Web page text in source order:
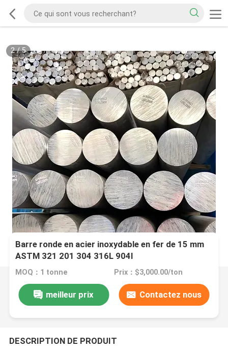
2/5
Barre ronde en acier inoxydable en fer de 15 mm
ASTM 321 201 304 316L 904l
MOQ：1 tonne Prix：$3,000.00/ton
meilleur prix Contactez nous
DESCRIPTION DE PRODUIT